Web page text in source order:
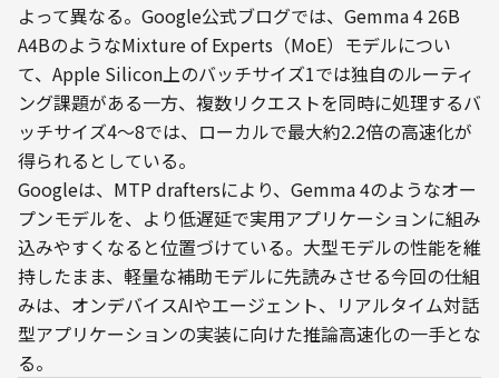
よって異なる。Google公式ブログでは、Gemma 4 26B
A4BのようなMixture of Experts（MoE）モデルについ
て、Apple Silicon上のバッチサイズ1では独自のルーティ
ング課題がある一方、複数リクエストを同時に処理するバ
ッチサイズ4〜8では、ローカルで最大約2.2倍の高速化が
得られるとしている。
Googleは、MTP draftersにより、Gemma 4のようなオー
プンモデルを、より低遅延で実用アプリケーションに組み
込みやすくなると位置づけている。大型モデルの性能を維
持したまま、軽量な補助モデルに先読みさせる今回の仕組
みは、オンデバイスAIやエージェント、リアルタイム対話
型アプリケーションの実装に向けた推論高速化の一手とな
る。